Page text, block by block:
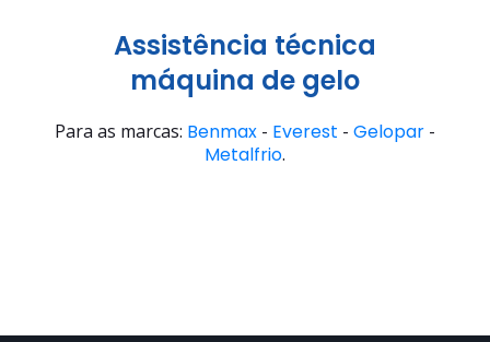
Assistência técnica
máquina de gelo
Para as marcas: Benmax - Everest - Gelopar -
Metalfrio.